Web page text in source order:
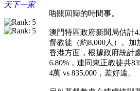
天下一家
唔關回歸的時間事。
澳門特區政府新聞局估計
督教徒（約8,000人）。加
香港方面，根據政府統計
6.80%，連同東正教徒共
4萬 vs 835,000，差好遠。